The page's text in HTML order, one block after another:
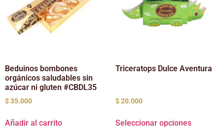
Beduinos bombones
orgánicos saludables sin
azúcar ni gluten #CBDL35
$35.000
Añadir al carrito
Triceratops Dulce Aventura
$20.000
Seleccionar opciones